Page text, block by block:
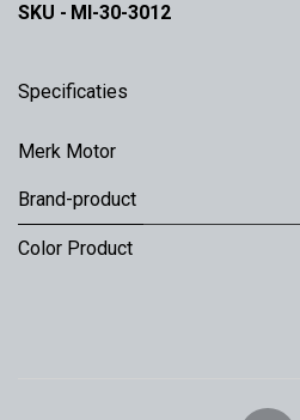
SKU - MI-30-3012
Specificaties
Merk Motor
Brand-product
Color Product